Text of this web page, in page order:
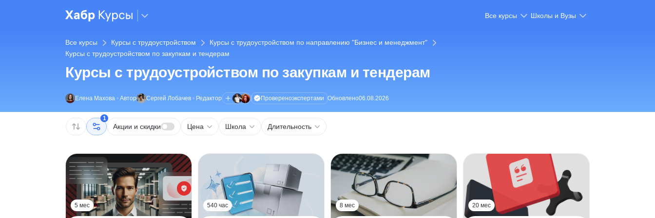
Все курсы Школы и Вузы
Все курсы Курсы с трудоустройством
Курсы с трудоустройством по направлению "Бизнес и менеджмент"
Курсы с трудоустройством по закупкам и тендерам
Курсы с трудоустройством по закупкам и тендерам
Елена Махова • Автор Сергей Лобачев • Редактор Провереноэкспертами Обновлено06.08.2026
1
Акции и скидки Цена Школа Длительность
5 мес 540 час 8 мес 20 мес